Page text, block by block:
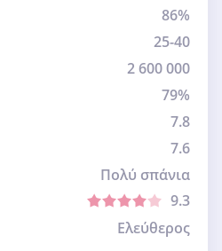
86%
25-40
2 600 000
79%
7.8
7.6
Πολύ σπάνια
9.3
Ελεύθερος